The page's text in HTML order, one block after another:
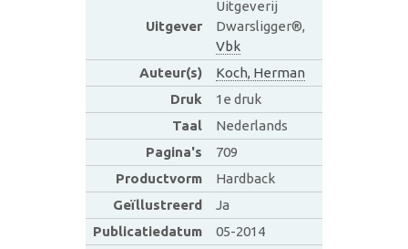
Uitgever
Uitgeverij
Dwarsligger®,
Vbk
Auteur(s)
Koch, Herman
Druk
1e druk
Taal
Nederlands
Pagina's
709
Productvorm
Hardback
Geïllustreerd
Ja
Publicatiedatum
05-2014